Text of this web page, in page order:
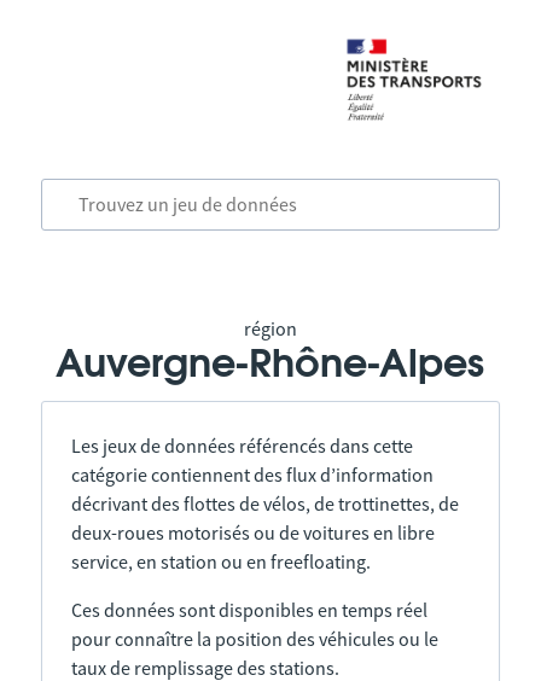
région
Auvergne-Rhône-Alpes
Les jeux de données référencés dans cette
catégorie contiennent des flux d’information
décrivant des flottes de vélos, de trottinettes, de
deux-roues motorisés ou de voitures en libre
service, en station ou en freefloating.
Ces données sont disponibles en temps réel
pour connaître la position des véhicules ou le
taux de remplissage des stations.